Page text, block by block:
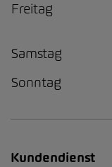
Freitag
Samstag
Sonntag
Kundendienst